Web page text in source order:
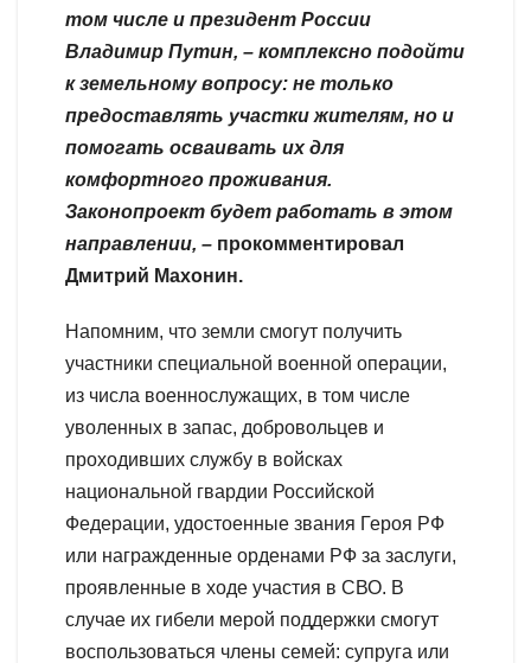
том числе и президент России
Владимир Путин, – комплексно подойти
к земельному вопросу: не только
предоставлять участки жителям, но и
помогать осваивать их для
комфортного проживания.
Законопроект будет работать в этом
направлении, – прокомментировал
Дмитрий Махонин.
Напомним, что земли смогут получить
участники специальной военной операции,
из числа военнослужащих, в том числе
уволенных в запас, добровольцев и
проходивших службу в войсках
национальной гвардии Российской
Федерации, удостоенные звания Героя РФ
или награжденные орденами РФ за заслуги,
проявленные в ходе участия в СВО. В
случае их гибели мерой поддержки смогут
воспользоваться члены семей: супруга или